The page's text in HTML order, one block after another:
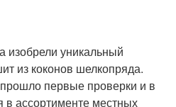
изобрели уникальный
из коконов шелкопряда.
первые проверки и в
в ассортименте местных